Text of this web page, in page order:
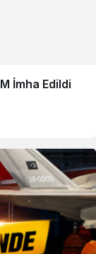
İmha Edildi